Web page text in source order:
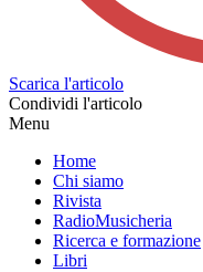
Scarica l'articolo
Condividi l'articolo
Menu
Home
Chi siamo
Rivista
RadioMusicheria
Ricerca e formazione
Libri